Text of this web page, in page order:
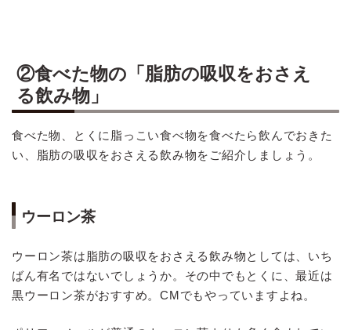
②食べた物の「脂肪の吸収をおさえ
る飲み物」
食べた物、とくに脂っこい食べ物を食べたら飲んでおきた
い、脂肪の吸収をおさえる飲み物をご紹介しましょう。
ウーロン茶
ウーロン茶は脂肪の吸収をおさえる飲み物としては、いち
ばん有名ではないでしょうか。その中でもとくに、最近は
黒ウーロン茶がおすすめ。CMでもやっていますよね。